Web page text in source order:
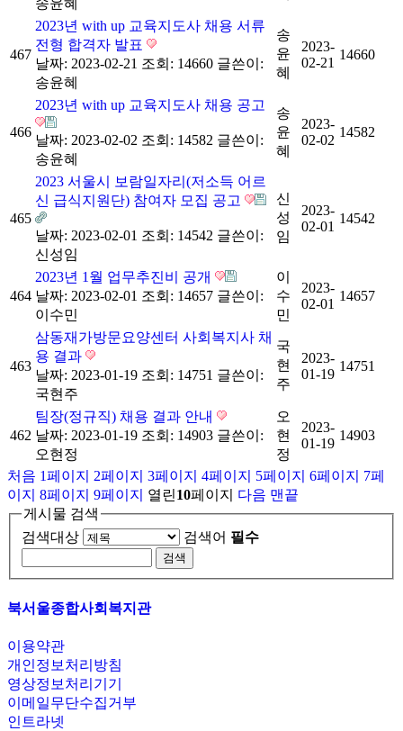
467
2023년 with up 교육지도사 채용 서류
전형 합격자 발표
날짜: 2023-02-21 조회: 14660 글쓴이:
송윤혜
송
윤
혜
2023-
02-21
14660
466
2023년 with up 교육지도사 채용 공고
날짜: 2023-02-02 조회: 14582 글쓴이:
송윤혜
송
윤
혜
2023-
02-02
14582
465
2023 서울시 보람일자리(저소득 어르
신 급식지원단) 참여자 모집 공고
날짜: 2023-02-01 조회: 14542 글쓴이:
신성임
신
성
임
2023-
02-01
14542
464
2023년 1월 업무추진비 공개
날짜: 2023-02-01 조회: 14657 글쓴이:
이수민
이
수
민
2023-
02-01
14657
463
삼동재가방문요양센터 사회복지사 채
용 결과
날짜: 2023-01-19 조회: 14751 글쓴이:
국현주
국
현
주
2023-
01-19
14751
462
팀장(정규직) 채용 결과 안내
날짜: 2023-01-19 조회: 14903 글쓴이:
오현정
오
현
정
2023-
01-19
14903
처음 1페이지 2페이지 3페이지 4페이지 5페이지 6페이지 7페
이지 8페이지 9페이지 열린10페이지 다음 맨끝
게시물 검색
검색대상
검색어 필수
북서울종합사회복지관
이용약관
개인정보처리방침
영상정보처리기기
이메일무단수집거부
인트라넷